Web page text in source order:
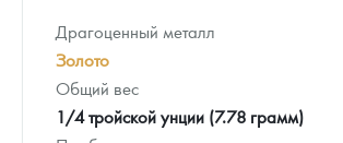
Драгоценный металл
Золото
Общий вес
1/4 тройской унции (7.78 грамм)